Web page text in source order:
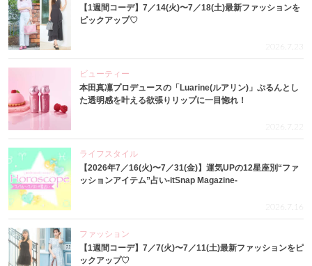
【1週間コーデ】7／14(火)〜7／18(土)最新ファッションを
ピックアップ♡
2026.7.23
ビューティー
本田真凜プロデュースの「Luarine(ルアリン)」ぷるんとし
た透明感を叶える欲張りリップに一目惚れ！
2026.7.22
ライフスタイル
【2026年7／16(火)〜7／31(金)】運気UPの12星座別“ファ
ッションアイテム”占い-itSnap Magazine-
2026.7.16
ファッション
【1週間コーデ】7／7(火)〜7／11(土)最新ファッションをピ
ックアップ♡